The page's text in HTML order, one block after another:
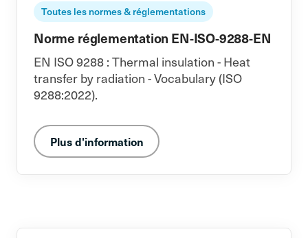
Toutes les normes & réglementations
Norme réglementation EN-ISO-9288-EN
EN ISO 9288 : Thermal insulation - Heat
transfer by radiation - Vocabulary (ISO
9288:2022).
Plus d'information